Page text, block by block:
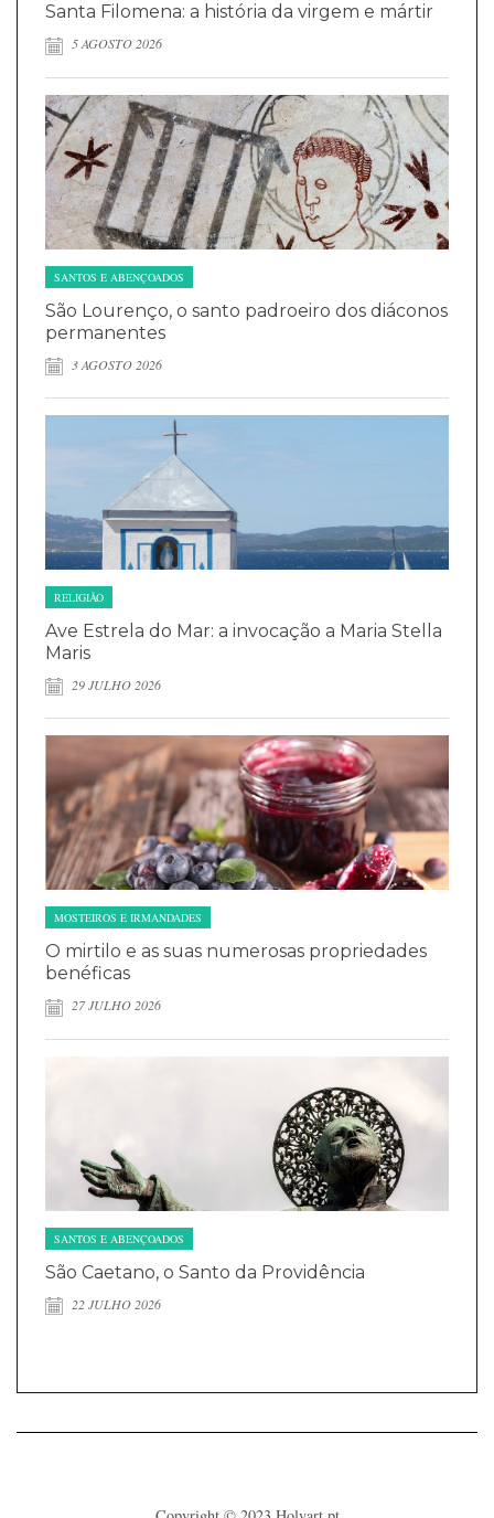
Santa Filomena: a história da virgem e mártir
5 AGOSTO 2026
SANTOS E ABENÇOADOS
São Lourenço, o santo padroeiro dos diáconos
permanentes
3 AGOSTO 2026
RELIGIÃO
Ave Estrela do Mar: a invocação a Maria Stella
Maris
29 JULHO 2026
MOSTEIROS E IRMANDADES
O mirtilo e as suas numerosas propriedades
benéficas
27 JULHO 2026
SANTOS E ABENÇOADOS
São Caetano, o Santo da Providência
22 JULHO 2026